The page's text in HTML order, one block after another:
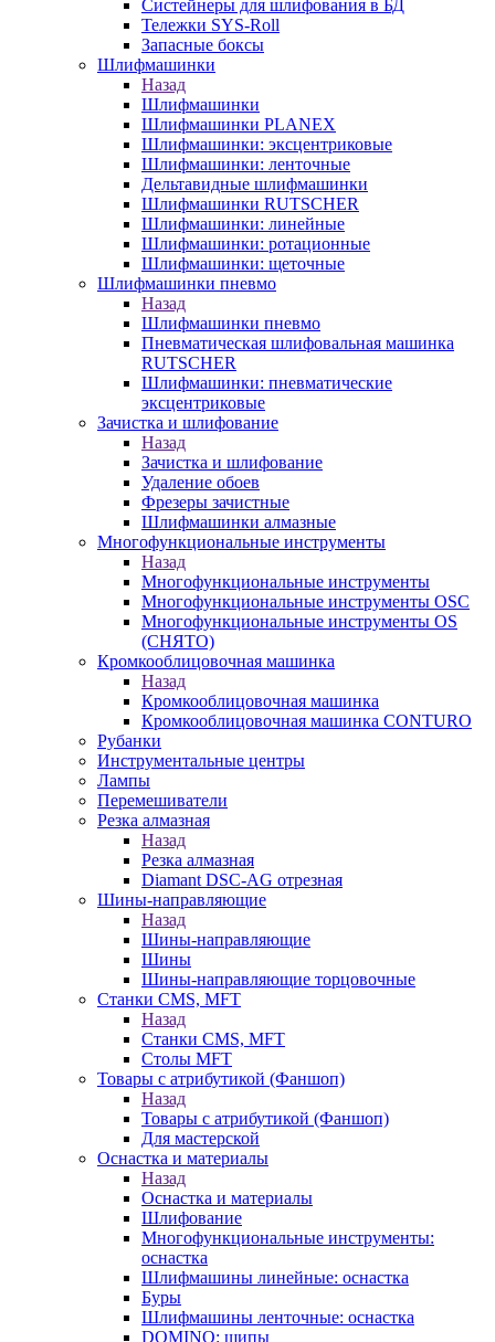
Систейнеры для шлифования в БД
Тележки SYS-Roll
Запасные боксы
Шлифмашинки
Назад
Шлифмашинки
Шлифмашинки PLANEX
Шлифмашинки: эксцентриковые
Шлифмашинки: ленточные
Дельтавидные шлифмашинки
Шлифмашинки RUTSCHER
Шлифмашинки: линейные
Шлифмашинки: ротационные
Шлифмашинки: щеточные
Шлифмашинки пневмо
Назад
Шлифмашинки пневмо
Пневматическая шлифовальная машинка
RUTSCHER
Шлифмашинки: пневматические
эксцентриковые
Зачистка и шлифование
Назад
Зачистка и шлифование
Удаление обоев
Фрезеры зачистные
Шлифмашинки алмазные
Многофункциональные инструменты
Назад
Многофункциональные инструменты
Многофункциональные инструменты OSC
Многофункциональные инструменты OS
(СНЯТО)
Кромкооблицовочная машинка
Назад
Кромкооблицовочная машинка
Кромкооблицовочная машинка CONTURO
Рубанки
Инструментальные центры
Лампы
Перемешиватели
Резка алмазная
Назад
Резка алмазная
Diamant DSC-AG отрезная
Шины-направляющие
Назад
Шины-направляющие
Шины
Шины-направляющие торцовочные
Станки CMS, MFT
Назад
Станки CMS, MFT
Столы MFT
Товары с атрибутикой (Фаншоп)
Назад
Товары с атрибутикой (Фаншоп)
Для мастерской
Оснастка и материалы
Назад
Оснастка и материалы
Шлифование
Многофункциональные инструменты:
оснастка
Шлифмашины линейные: оснастка
Буры
Шлифмашины ленточные: оснастка
DOMINO: шипы